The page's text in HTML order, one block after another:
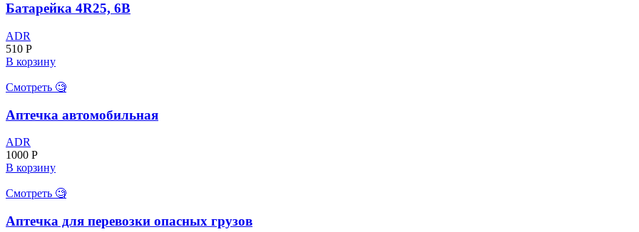
Батарейка 4R25, 6В
ADR
510 Р
В корзину
Смотреть 🧐
Аптечка автомобильная
ADR
1000 Р
В корзину
Смотреть 🧐
Аптечка для перевозки опасных грузов